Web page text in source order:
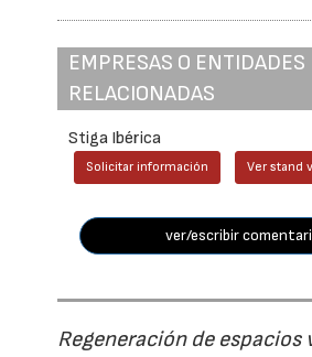
EMPRESAS O ENTIDADES
RELACIONADAS
Stiga Ibérica
Solicitar información Ver stand
ver/escribir
Regeneración de espacios